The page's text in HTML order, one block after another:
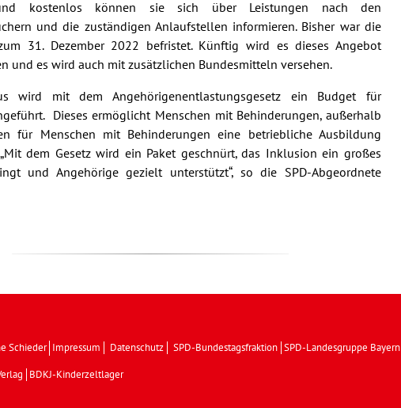
kostenlos können sie sich über Leistungen nach den
und die zuständigen Anlaufstellen informieren. Bisher war die
31. Dezember 2022 befristet. Künftig wird es dieses Angebot
und es wird auch mit zusätzlichen Bundesmitteln versehen.
wird mit dem Angehörigenentlastungsgesetz ein Budget für
Dieses ermöglicht Menschen mit Behinderungen, außerhalb
für Menschen mit Behinderungen eine betriebliche Ausbildung
dem Gesetz wird ein Paket geschnürt, das Inklusion ein großes
und Angehörige gezielt unterstützt“, so die SPD-Abgeordnete
Schieder Impressum Datenschutz SPD-Bundestagsfraktion SPD-Landesgruppe Bayern
BDKJ-Kinderzeltlager